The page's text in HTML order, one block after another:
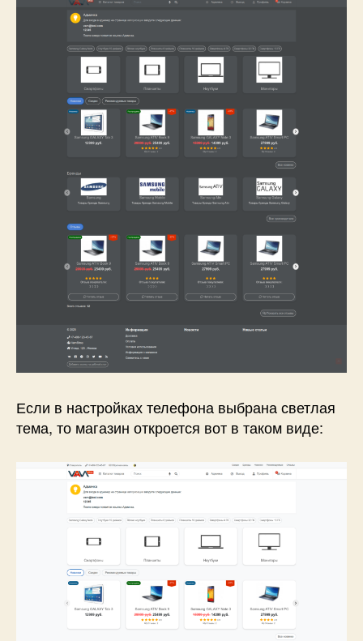
Если в настройках телефона выбрана светлая
тема, то магазин откроется вот в таком виде: